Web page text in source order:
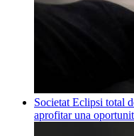
Societat Eclipsi total
aprofitar una